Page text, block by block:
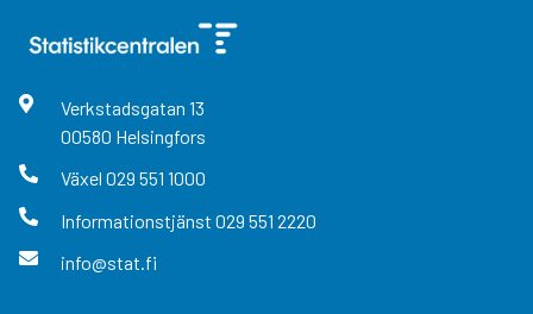
Verkstadsgatan 13
00580 Helsingfors
Växel 029 551 1000
Informationstjänst 029 551 2220
info@stat.fi